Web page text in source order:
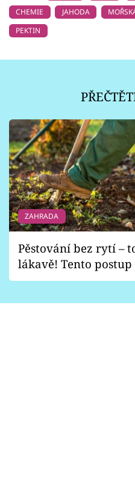
CHEMIE
JAHODA
PEKTIN
ZAHRADA
Pěstování bez rytí –
lákavě! Tento postup
vhodný jen pro